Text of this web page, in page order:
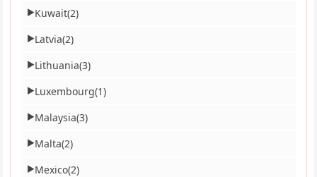
▶Kuwait(2)
▶Latvia(2)
▶Lithuania(3)
▶Luxembourg(1)
▶Malaysia(3)
▶Malta(2)
▶Mexico(2)